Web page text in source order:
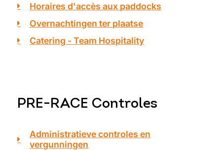
Horaires d'accès aux paddocks
Overnachtingen ter plaatse
Catering - Team Hospitality
PRE-RACE Controles
Administratieve controles en
vergunningen